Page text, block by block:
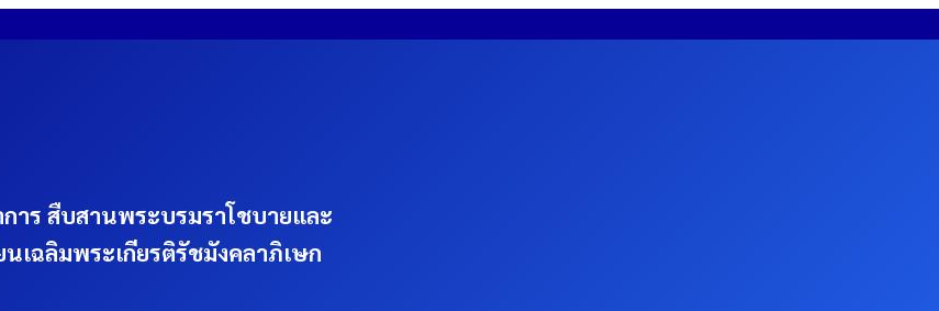
าร สืบสานพระบรมราโชบายและ
เฉลิมพระเกียรติรัชมังคลาภิเษก